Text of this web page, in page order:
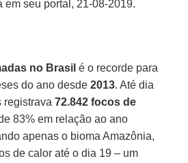
em seu portal, 21-08-2019.
no Brasil é o recorde para
do ano desde2013. Até dia
registrava72.842 focos de
83% em relação ao ano
apenas o bioma Amazônia,
de calor até o dia 19 – um